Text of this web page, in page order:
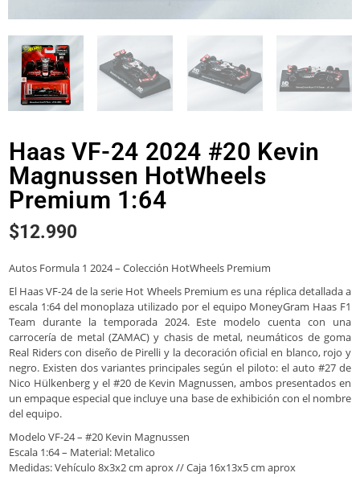
Haas VF-24 2024 #20 Kevin
Magnussen HotWheels
Premium 1:64
$12.990
Autos Formula 1 2024 – Colección HotWheels Premium
El Haas VF-24 de la serie Hot Wheels Premium es una réplica detallada a
escala 1:64 del monoplaza utilizado por el equipo MoneyGram Haas F1
Team durante la temporada 2024. Este modelo cuenta con una
carrocería de metal (ZAMAC) y chasis de metal, neumáticos de goma
Real Riders con diseño de Pirelli y la decoración oficial en blanco, rojo y
negro. Existen dos variantes principales según el piloto: el auto #27 de
Nico Hülkenberg y el #20 de Kevin Magnussen, ambos presentados en
un empaque especial que incluye una base de exhibición con el nombre
del equipo.
Modelo VF-24 – #20 Kevin Magnussen
Escala 1:64 – Material: Metalico
Medidas: Vehículo 8x3x2 cm aprox // Caja 16x13x5 cm aprox